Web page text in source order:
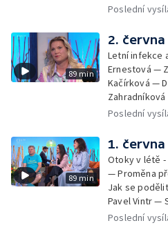
léto -
Heřmánková,
Poslední
89 min
2. června
Letní infekce
Ernestová —
Kačírková —
jahody -
— Batohy do
Belhová —
Poslední
89 min
1. června
Otoky v létě -
— Proměna
Jak se
Pavel Vintr —
Michalová —
Poslední